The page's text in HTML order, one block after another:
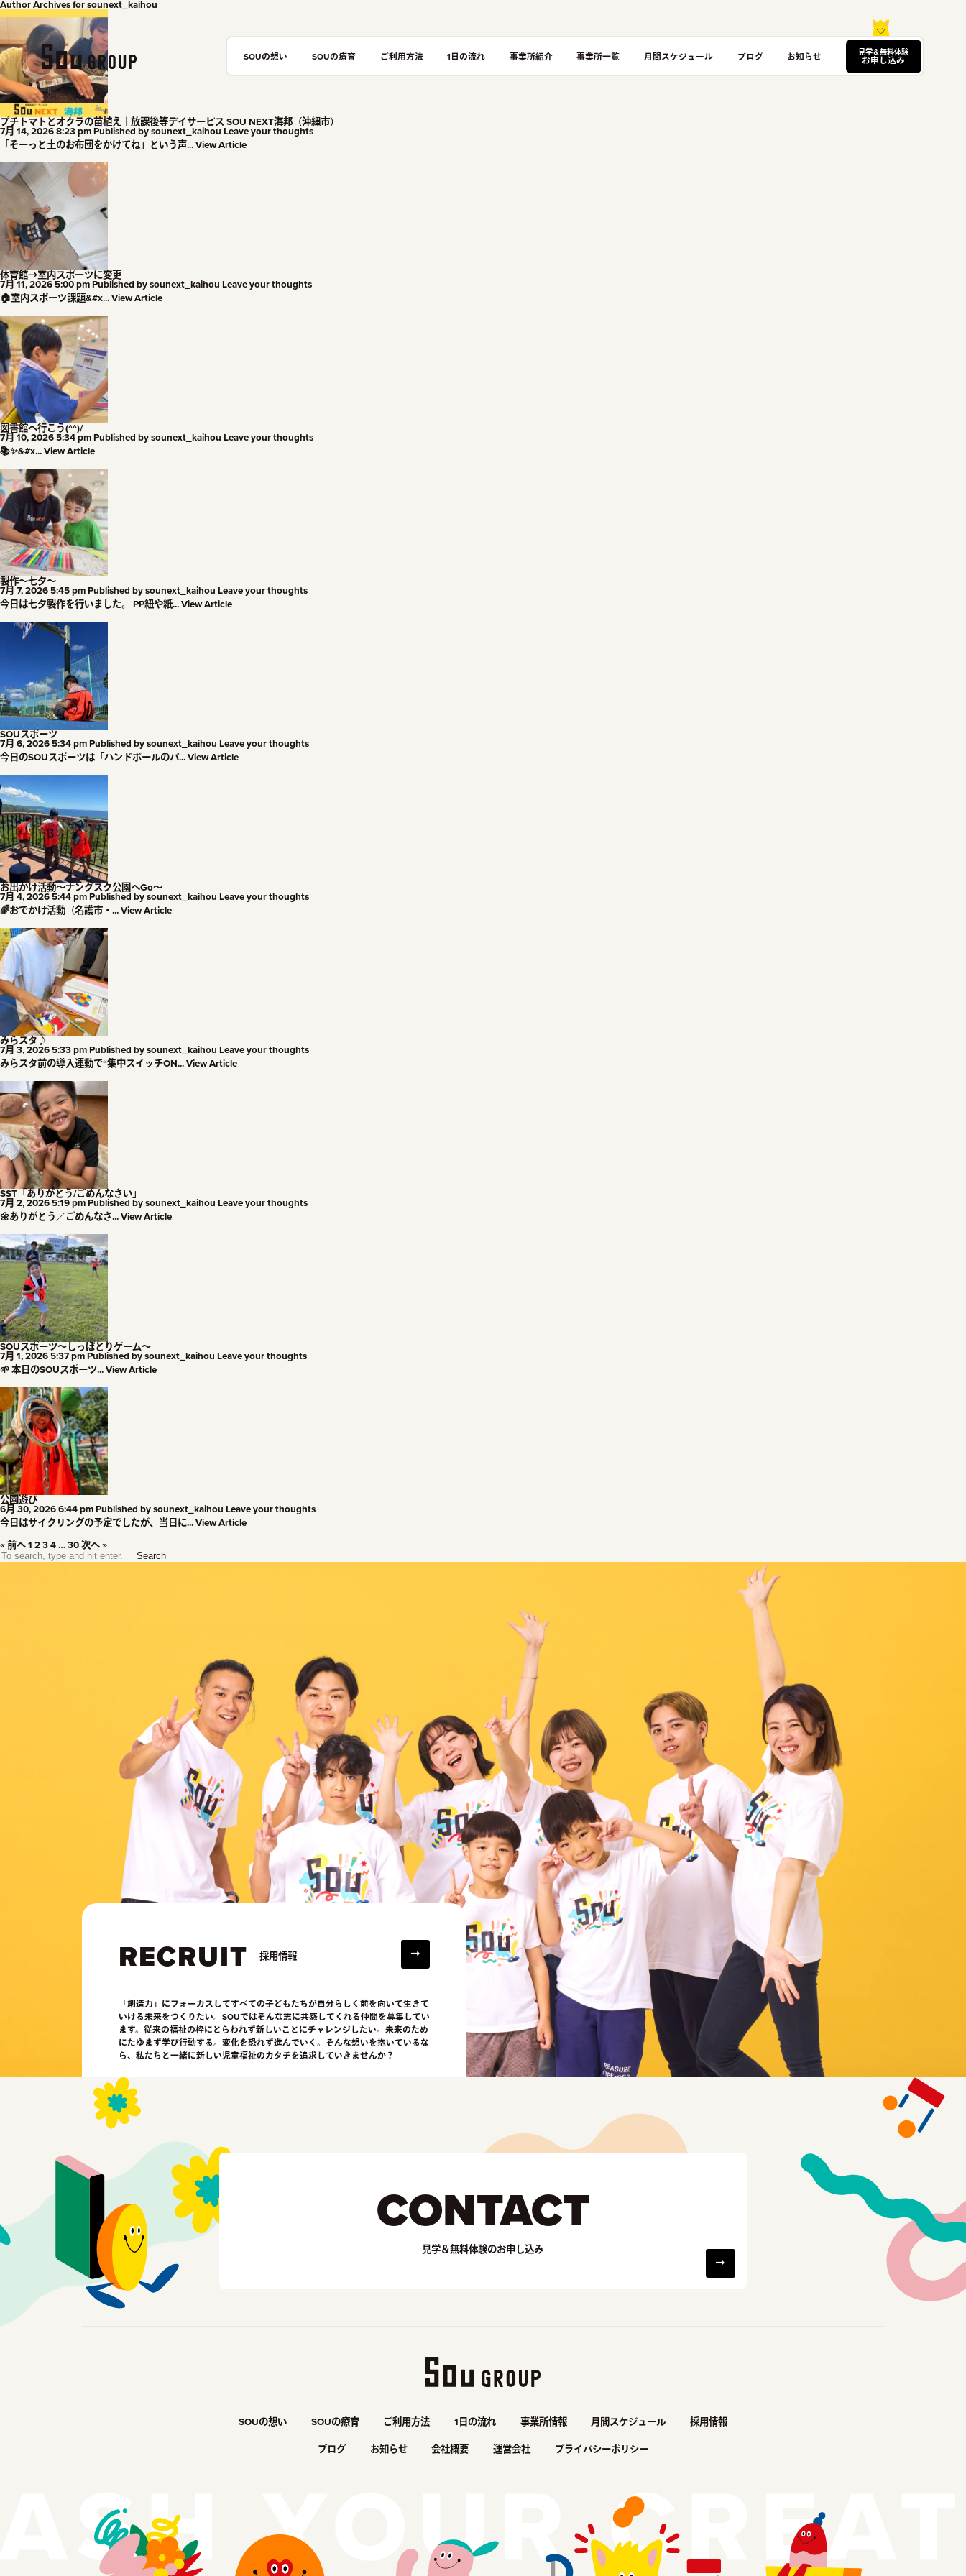
SOUの想い SOUの療育 ご利用方法 1日の流れ 事業所紹介 事業所一覧 月間スケジュール ブログ お知らせ 見学＆無料体験
お申し込み
Author Archives for sounext_kaihou
プチトマトとオクラの苗植え｜放課後等デイサービス SOU NEXT海邦（沖縄市）
7月 14, 2026 8:23 pmPublished bysounext_kaihou Leave your thoughts
「そーっと土のお布団をかけてね」という声...View Article
体育館→室内スポーツに変更
7月 11, 2026 5:00 pmPublished bysounext_kaihou Leave your thoughts
🏠室内スポーツ課題&#x...View Article
図書館へ行こう(^^)/
7月 10, 2026 5:34 pmPublished bysounext_kaihou Leave your thoughts
📚✨&#x...View Article
製作～七夕～
7月 7, 2026 5:45 pmPublished bysounext_kaihou Leave your thoughts
今日は七夕製作を行いました。 PP紐や紙...View Article
SOUスポーツ
7月 6, 2026 5:34 pmPublished bysounext_kaihou Leave your thoughts
今日のSOUスポーツは「ハンドボールのパ...View Article
お出かけ活動～ナングスク公園へGo～
7月 4, 2026 5:44 pmPublished bysounext_kaihou Leave your thoughts
🌈おでかけ活動（名護市・...View Article
みらスタ♪
7月 3, 2026 5:33 pmPublished bysounext_kaihou Leave your thoughts
みらスタ前の導入運動で“集中スイッチON...View Article
SST「ありがとう/ごめんなさい」
7月 2, 2026 5:19 pmPublished bysounext_kaihou Leave your thoughts
🌼ありがとう／ごめんなさ...View Article
SOUスポーツ～しっぽとりゲーム～
7月 1, 2026 5:37 pmPublished bysounext_kaihou Leave your thoughts
🌱 本日のSOUスポーツ...View Article
公園遊び
6月 30, 2026 6:44 pmPublished bysounext_kaihou Leave your thoughts
今日はサイクリングの予定でしたが、当日に...View Article
« 前へ1 234…30次へ »
Search
RECRUIT 採用情報
「創造力」にフォーカスしてすべての子どもたちが自分らしく前を向いて生きて
いける未来をつくりたい。SOUではそんな志に共感してくれる仲間を募集してい
ます。従来の福祉の枠にとらわれず新しいことにチャレンジしたい。未来のため
にたゆまず学び行動する。変化を恐れず進んでいく。そんな想いを抱いているな
ら、私たちと一緒に新しい児童福祉のカタチを追求していきませんか？
CONTACT
見学＆無料体験のお申し込み
SOUの想い SOUの療育 ご利用方法 1日の流れ 事業所情報 月間スケジュール
採用情報
ブログ
お知らせ 会社概要 運営会社 プライバシーポリシー